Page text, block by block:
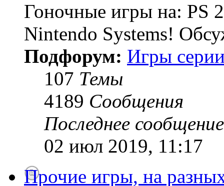
Гоночные игры на: PS
Nintendo Systems!
Подфорум: Игры
107 Темы
4189 Сообщения
Последнее сообщение
02 июл 2019, 11:17
Прочие игры, на